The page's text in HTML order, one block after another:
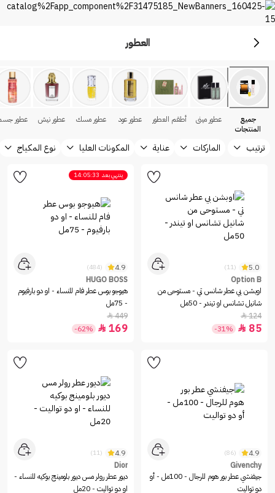
العطور
اكتشف عالمًا من العطور في نايس ون السعودية
العطور
جميع
المنتجات
عطور ميني أطقم العطور عطور عود عطور مسك عطور نيش عطور
ترتيب الماركات عناية المكونات العليا نوع المكياج
5.0
(11)
Option B
اوبشن بي عطر شانس تي - مستوحى من
شانيل تشانس او تيندر - 50مل
124

85

-31%
ينتهي بعد 14:05:33
4.9
(484)
HUGO BOSS
هيوجو بوس عطر فام للنساء - او دو بارفيوم
- 75مل
449

169

-62%
4.9
(86)
Givenchy
جيفنشي عطر بور هوم للرجال - 100مل - أو
دو تواليت
4.9
(11)
Dior
ديور عطر رولر مس ديور بلومينج بوكيه للنساء -
او دو تواليت - 20مل